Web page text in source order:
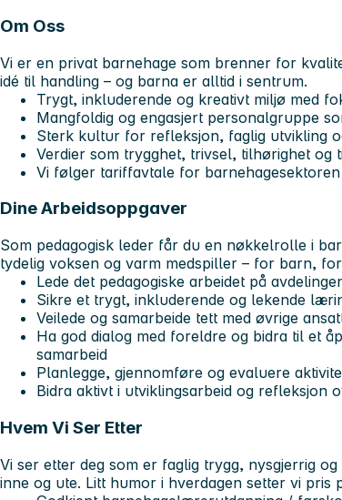
Om Oss
Vi er en privat barnehage som brenner for
idé til handling – og barna er alltid i sentrum.
Trygt, inkluderende og kreativt miljø med
Mangfoldig og engasjert personalgruppe
Sterk kultur for refleksjon, faglig utvikling
Verdier som trygghet, trivsel, tilhørighet og
Vi følger tariffavtale for
Dine Arbeidsoppgaver
Som pedagogisk leder får du en nøkkelrolle i
tydelig voksen og varm medspiller – for barn,
Lede det pedagogiske arbeidet på
Sikre et trygt, inkluderende og lekende
Veilede og samarbeide tett med øvrige
Ha god dialog med foreldre og bidra til et
samarbeid
Planlegge, gjennomføre og evaluere
Bidra aktivt i utviklingsarbeid og refleksjon
Hvem Vi Ser Etter
Vi ser etter deg som er faglig trygg, nysgjerrig
inne og ute. Litt humor i hverdagen setter vi pris